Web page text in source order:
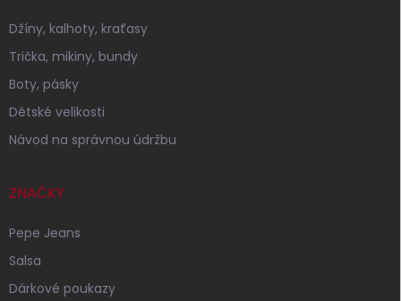
Džíny, kalhoty, kraťasy
Trička, mikiny, bundy
Boty, pásky
Dětské velikosti
Návod na správnou údržbu
ZNAČKY
Pepe Jeans
Salsa
Dárkové poukazy